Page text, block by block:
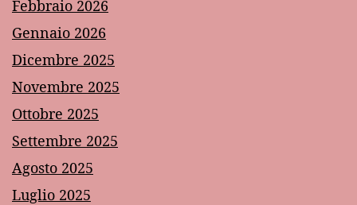
Febbraio 2026
Gennaio 2026
Dicembre 2025
Novembre 2025
Ottobre 2025
Settembre 2025
Agosto 2025
Luglio 2025